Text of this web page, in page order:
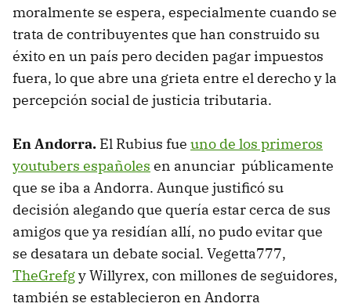
moralmente se espera, especialmente cuando se
trata de contribuyentes que han construido su
éxito en un país pero deciden pagar impuestos
fuera, lo que abre una grieta entre el derecho y la
percepción social de justicia tributaria.
En Andorra. El Rubius fue uno de los primeros
youtubers españoles en anunciar públicamente
que se iba a Andorra. Aunque justificó su
decisión alegando que quería estar cerca de sus
amigos que ya residían allí, no pudo evitar que
se desatara un debate social.​ Vegetta777,
TheGrefgy Willyrex, con millones de seguidores,
también se establecieron en Andorra